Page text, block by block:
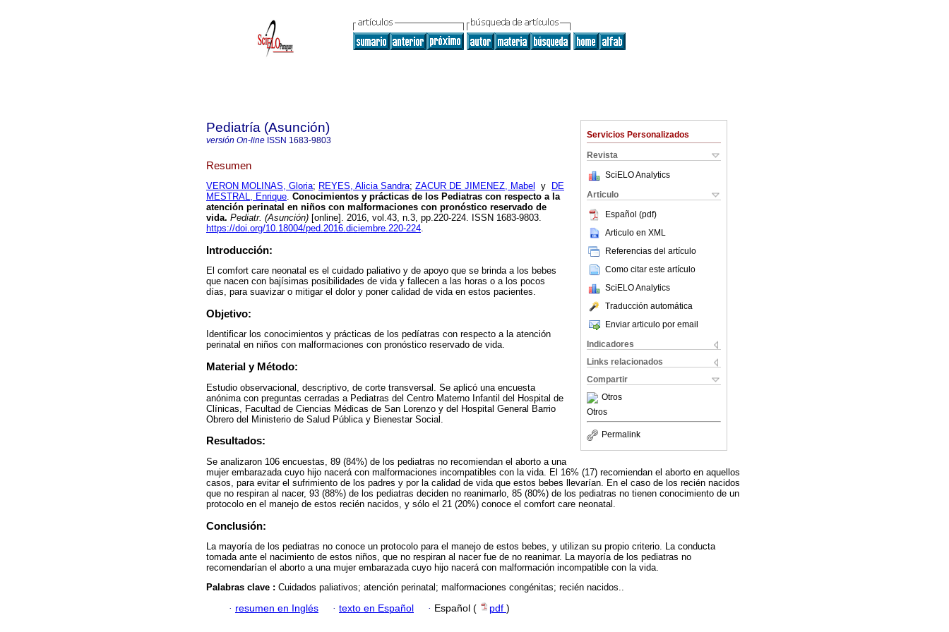
Servicios Personalizados
Revista
SciELO Analytics
Articulo
Español (pdf)
Articulo en XML
Referencias del artículo
Como citar este artículo
SciELO Analytics
Traducción automática
Enviar articulo por email
Indicadores
Links relacionados
Compartir
Otros
Otros
Permalink
Pediatría (Asunción)
versión On-line ISSN 1683-9803
Resumen
VERON MOLINAS, Gloria; REYES, Alicia Sandra; ZACUR DE JIMENEZ, Mabel y
DE
MESTRAL, Enrique. Conocimientos y prácticas de los Pediatras con respecto a la
atención perinatal en niños con malformaciones con pronóstico reservado de
vida. Pediatr. (Asunción) [online]. 2016, vol.43, n.3, pp.220-224. ISSN 1683-9803.
https://doi.org/10.18004/ped.2016.diciembre.220-224.
Introducción:
El comfort care neonatal es el cuidado paliativo y de apoyo que se brinda a los bebes
que nacen con bajísimas posibilidades de vida y fallecen a las horas o a los pocos
días, para suavizar o mitigar el dolor y poner calidad de vida en estos pacientes.
Objetivo:
Identificar los conocimientos y prácticas de los pedíatras con respecto a la atención
perinatal en niños con malformaciones con pronóstico reservado de vida.
Material y Método:
Estudio observacional, descriptivo, de corte transversal. Se aplicó una encuesta
anónima con preguntas cerradas a Pediatras del Centro Materno Infantil del Hospital de
Clínicas, Facultad de Ciencias Médicas de San Lorenzo y del Hospital General Barrio
Obrero del Ministerio de Salud Pública y Bienestar Social.
Resultados:
Se analizaron 106 encuestas, 89 (84%) de los pediatras no recomiendan el aborto a una
mujer embarazada cuyo hijo nacerá con malformaciones incompatibles con la vida. El 16% (17) recomiendan el aborto en aquellos
casos, para evitar el sufrimiento de los padres y por la calidad de vida que estos bebes llevarían. En el caso de los recién nacidos
que no respiran al nacer, 93 (88%) de los pediatras deciden no reanimarlo, 85 (80%) de los pediatras no tienen conocimiento de un
protocolo en el manejo de estos recién nacidos, y sólo el 21 (20%) conoce el comfort care neonatal.
Conclusión:
La mayoría de los pediatras no conoce un protocolo para el manejo de estos bebes, y utilizan su propio criterio. La conducta
tomada ante el nacimiento de estos niños, que no respiran al nacer fue de no reanimar. La mayoría de los pediatras no
recomendarían el aborto a una mujer embarazada cuyo hijo nacerá con malformación incompatible con la vida.
Palabras clave : Cuidados paliativos; atención perinatal; malformaciones congénitas; recién nacidos..
· resumen en Inglés · texto en Español · Español ( pdf )